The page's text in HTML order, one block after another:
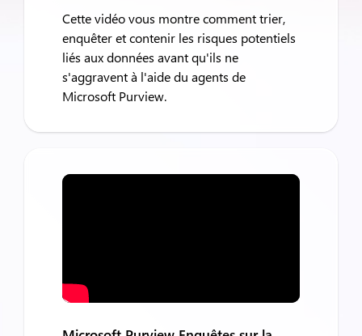
Cette vidéo vous montre comment trier,
enquêter et contenir les risques potentiels
liés aux données avant qu'ils ne
s'aggravent à l'aide du agents de
Microsoft Purview.